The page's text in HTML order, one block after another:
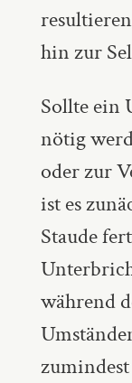
hin zur
Sollte ein
nötig
oder zur
ist es
Staude
während